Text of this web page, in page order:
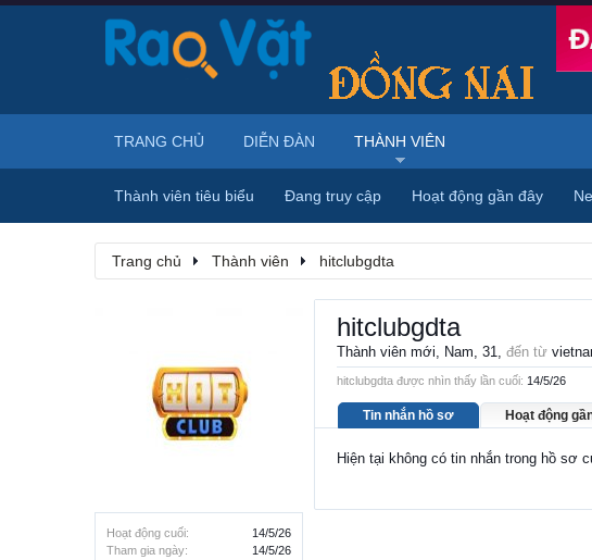
Trang chủ Thành viên hitclubgdta
Hoạt động cuối:
14/5/26
Tham gia ngày:
14/5/26
hitclubgdta
Thành viên mới, Nam, 31, đến từ
hitclubgdta được nhìn thấy lần cuối: 14/5/26
Tin nhắn hồ sơ Hoạt động
Hiện tại không có tin nhắn trong hồ sơ
TRANG CHỦ DIỄN ĐÀN THÀNH VIÊN
Thành viên tiêu biểu Đang truy cập Hoạt động gần đây